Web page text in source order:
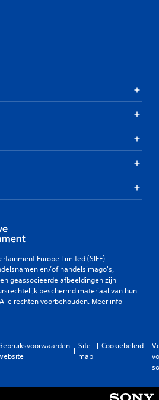
Europe Limited (SIEE)
en/of handelsimago's,
geassocieerde afbeeldingen zijn
beschermd materiaal van hun
rechten voorbehouden. Meer info
Site
map
Cookiebeleid